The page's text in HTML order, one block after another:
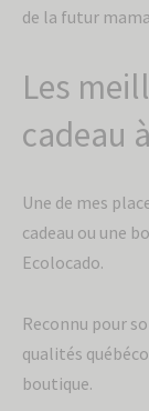
de la futur
Les
cadeau
Une de mes
cadeau ou une
Ecolocado.
Reconnu pour
qualités
boutique.